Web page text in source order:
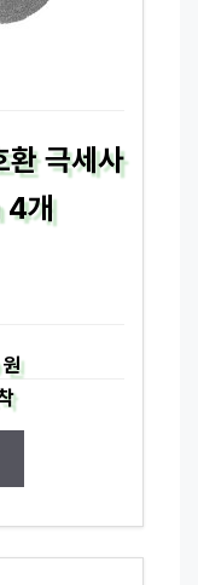
환 극세사
4개